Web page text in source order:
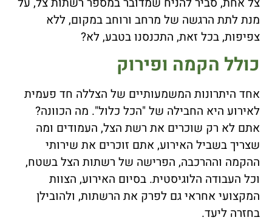
מנת לתת הרגשה של מרחב ורוחב במקום, ללא
צפיפות, בכל זאת, התכנסנו בטבע, לא?
כולל הקמה ופירוק
אחד היתרונות המשמעותיים של הצללה חד פעמית
לאירוע היא החבילה של "הכל כלול". מה הכוונה?
אתם לא רק שוכרים את רשת הצל, העמודים ומה
שצריך בשביל האירוע, אתם זוכרים את שירותי
ההקמה וההרכבה, הפרישה של רשתות הצל בשטח,
וכל העבודה הלוגיסטית. בסיום האירוע, הצוות
המקצועי אחראי גם לפרק את הרשתות, ולהובילן
בחזרה ליעד.